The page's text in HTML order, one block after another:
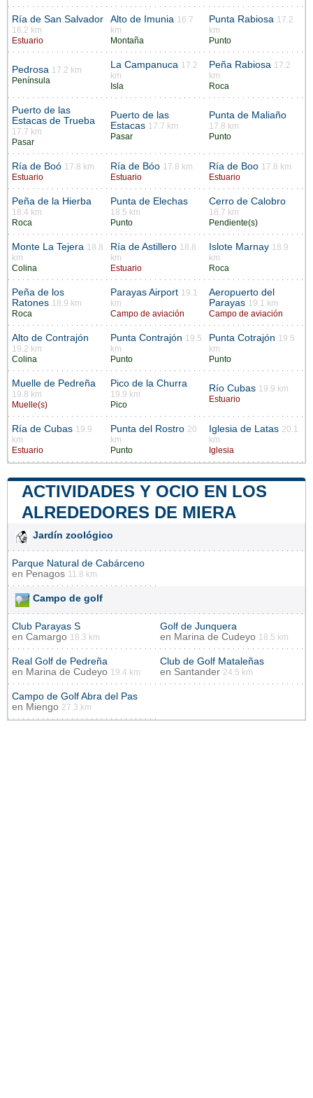
Ría de San Salvador
16.2 km
Estuario
Alto de Imunia 16.7
km
Montaña
Punta Rabiosa 17.2
km
Punto
Pedrosa 17.2 km
Península
La Campanuca 17.2
km
Isla
Peña Rabiosa 17.2
km
Roca
Puerto de las
Estacas de Trueba
17.7 km
Pasar
Puerto de las
Estacas 17.7 km
Pasar
Punta de Maliaño
17.8 km
Punto
Ría de Boó 17.8 km
Estuario
Ría de Bóo 17.8 km
Estuario
Ría de Boo 17.8 km
Estuario
Peña de la Hierba
18.4 km
Roca
Punta de Elechas
18.5 km
Punto
Cerro de Calobro
18.7 km
Pendiente(s)
Monte La Tejera 18.8
km
Colina
Ría de Astillero 18.8
km
Estuario
Islote Marnay 18.9
km
Roca
Peña de los
Ratones 18.9 km
Roca
Parayas Airport 19.1
km
Campo de aviación
Aeropuerto del
Parayas 19.1 km
Campo de aviación
Alto de Contrajón
19.2 km
Colina
Punta Contrajón 19.5
km
Punto
Punta Cotrajón 19.5
km
Punto
Muelle de Pedreña
19.8 km
Muelle(s)
Pico de la Churra
19.9 km
Pico
Río Cubas 19.9 km
Estuario
Ría de Cubas 19.9
km
Estuario
Punta del Rostro 20
km
Punto
Iglesia de Latas 20.1
km
Iglesia
ACTIVIDADES Y OCIO EN LOS
ALREDEDORES DE MIERA
Jardín zoológico
Parque Natural de Cabárceno
en Penagos 11.8 km
Campo de golf
Club Parayas S
en Camargo 18.3 km
Golf de Junquera
en Marina de Cudeyo 18.5 km
Real Golf de Pedreña
en Marina de Cudeyo 19.4 km
Club de Golf Mataleñas
en Santander 24.5 km
Campo de Golf Abra del Pas
en Miengo 27.3 km